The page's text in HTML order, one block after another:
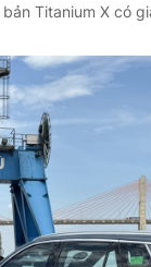
Titanium X có